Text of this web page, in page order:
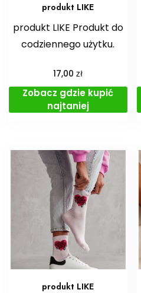
produkt LIKE
produkt LIKE Produkt do
codziennego użytku.
17,00zł
Zobacz gdzie kupić
najtaniej
produkt LIKE